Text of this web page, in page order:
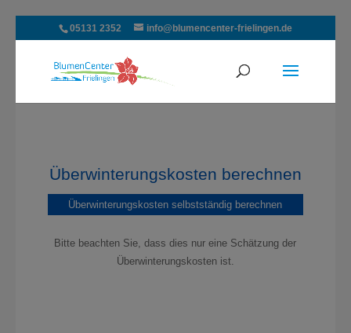
05131 2352 info@blumencenter-frielingen.de
Überwinterungskosten berechnen
Überwinterungskosten selbstständig berechnen
Bitte beachten Sie, dass dies nur eine Schätzung der
Überwinterungskosten ist.